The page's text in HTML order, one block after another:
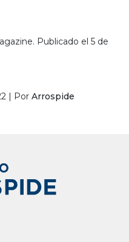
Publicado el 5 de
| Por Arrospide